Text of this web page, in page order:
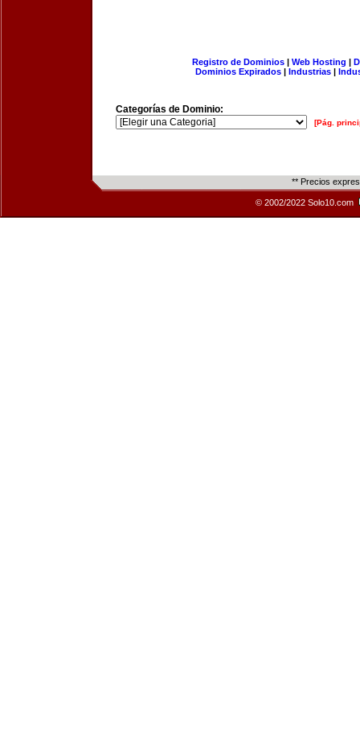
Registro de Dominios| Web Hosting |
Dominios Expirados | Industrias |
Categorías de Dominio:
[Pág.
** Precios
© 2002/2022 Solo10.com